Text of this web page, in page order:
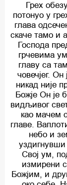
Грех
потонуо у
глава
скаче тамо и
Господа
грчевима
главу са
човечјег.
никад није
Божје Он је
видљивог
као мачем
главе.
небо и
Свој ум,
измирени
Божјим, и